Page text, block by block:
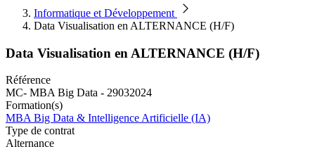
Informatique et Développement
Data Visualisation en ALTERNANCE (H/F)
Data Visualisation en ALTERNANCE (H/F)
Référence
MC- MBA Big Data - 29032024
Formation(s)
MBA Big Data & Intelligence Artificielle (IA)
Type de contrat
Alternance